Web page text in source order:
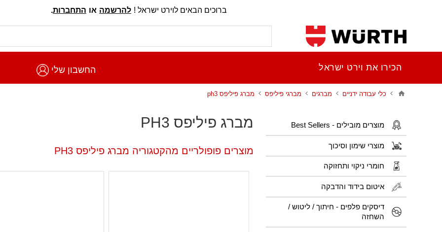
ברוכים הבאים לוירט ישראל ! להרשמה או התחברות.
מוצרים מובילים - Best Sellers
מוצרי שימון וסיכוך
חומרי ניקוי ותחזוקה
איטום בידוד והדבקה
דיסקים פלפים - חיתוך / ליטוש /
השחזה
הכירו את וירט ישראל החשבון שלי
כלי עבודה ידניים מברגים מברגי פיליפס מברג פיליפס ph3
מברג פיליפס PH3
מוצרים פופולריים מהקטגוריה מברג פיליפס PH3